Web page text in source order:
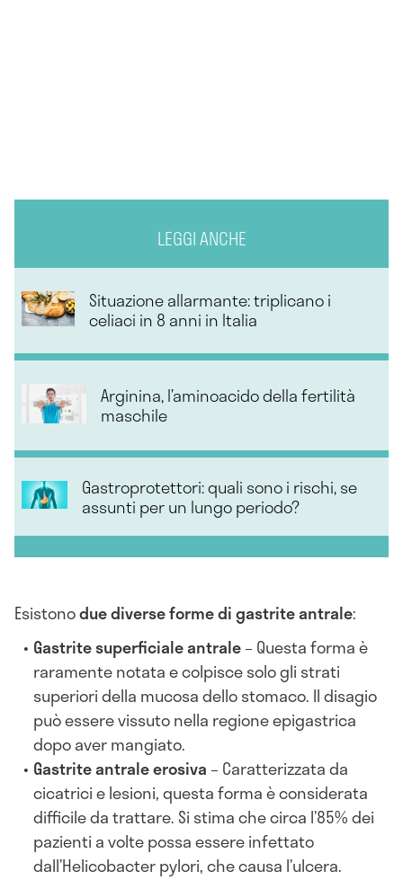
LEGGI ANCHE
Situazione allarmante: triplicano i
celiaci in 8 anni in Italia
Arginina, l’aminoacido della fertilità
maschile
Gastroprotettori: quali sono i rischi, se
assunti per un lungo periodo?
Esistonodue diverse forme di gastrite antrale:
Gastrite superficiale antrale– Questa forma è
raramente notata e colpisce solo gli strati
superiori della mucosa dello stomaco. Il disagio
può essere vissuto nella regione epigastrica
dopo aver mangiato.
Gastrite antrale erosiva – Caratterizzata da
cicatrici e lesioni, questa forma è considerata
difficile da trattare. Si stima che circa l’85% dei
pazienti a volte possa essere infettato
dall’Helicobacter pylori, che causa l’ulcera.